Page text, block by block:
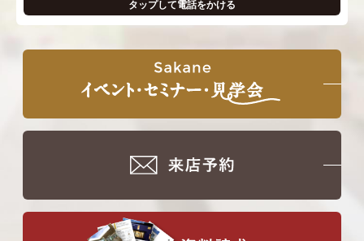
タップして電話をかける